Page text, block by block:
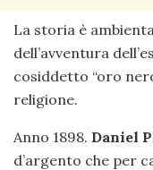
La storia è
dell’avventura
cosiddetto “oro
religione.
Anno 1898. Daniel
d’argento che per